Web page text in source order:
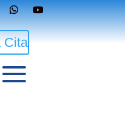
Cita